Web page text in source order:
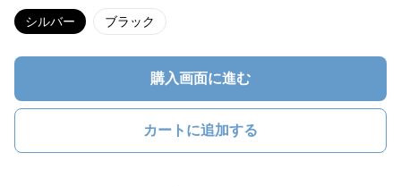
シルバー ブラック
購入画面に進む
カートに追加する